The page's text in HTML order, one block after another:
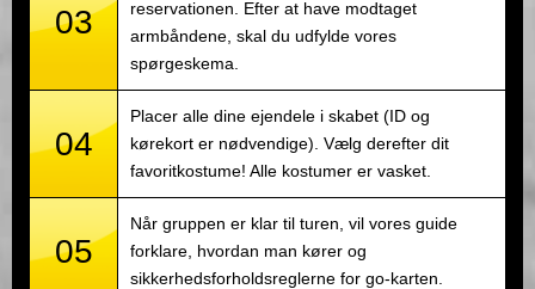
03
reservationen. Efter at have modtaget
armbåndene, skal du udfylde vores
spørgeskema.
04
Placer alle dine ejendele i skabet (ID og
kørekort er nødvendige). Vælg derefter dit
favoritkostume! Alle kostumer er vasket.
05
Når gruppen er klar til turen, vil vores guide
forklare, hvordan man kører og
sikkerhedsforholdsreglerne for go-karten.